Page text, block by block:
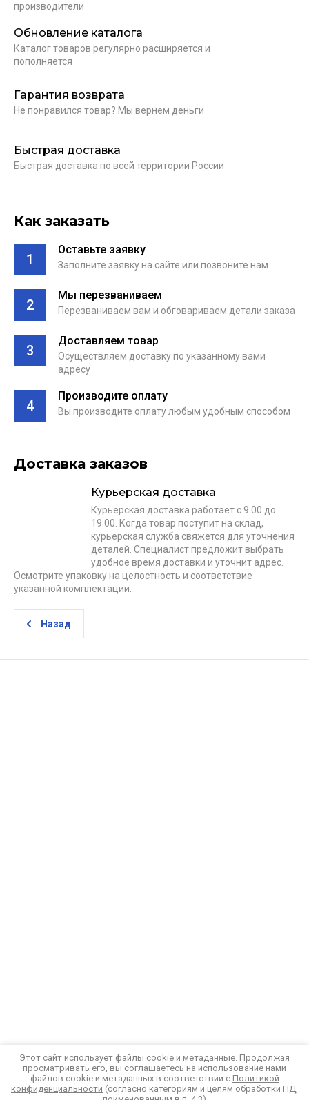
производители
Обновление каталога
Каталог товаров регулярно расширяется и
пополняется
Гарантия возврата
Не понравился товар? Мы вернем деньги
Быстрая доставка
Быстрая доставка по всей территории России
Как заказать
1
Оставьте заявку
Заполните заявку на сайте или позвоните нам
2
Мы перезваниваем
Перезваниваем вам и обговариваем детали заказа
3
Доставляем товар
Осуществляем доставку по указанному вами
адресу
4
Производите оплату
Вы производите оплату любым удобным способом
Доставка заказов
Курьерская доставка
Курьерская доставка работает с 9.00 до
19.00. Когда товар поступит на склад,
курьерская служба свяжется для уточнения
деталей. Специалист предложит выбрать
удобное время доставки и уточнит адрес.
Осмотрите упаковку на целостность и соответствие
указанной комплектации.
Назад
Этот сайт использует файлы cookie и метаданные. Продолжая
просматривать его, вы соглашаетесь на использование нами
файлов cookie и метаданных в соответствии с Политикой
конфиденциальности (согласно категориям и целям обработки ПД,